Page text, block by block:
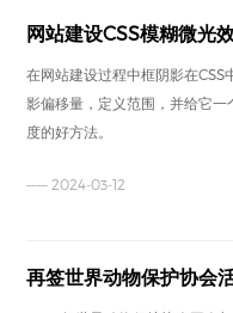
网站建设CSS模糊微光
在网站建设过程中框阴影在
影偏移量，定义范围，并给它
度的好方法。
—— 2024-03-12
再签世界动物保护协会